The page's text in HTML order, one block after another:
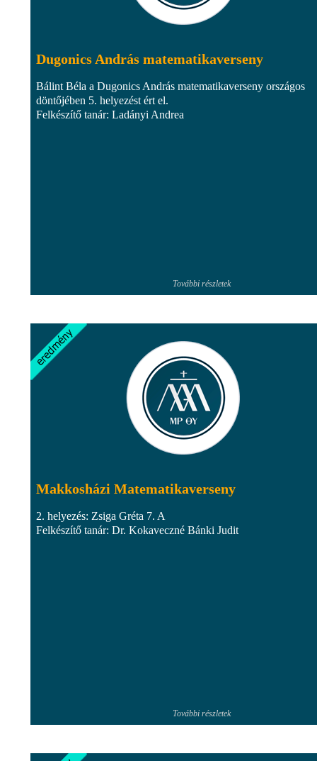
Dugonics András matematikaverseny
Bálint Béla a Dugonics András matematikaverseny országos
döntőjében 5. helyezést ért el.
Felkészítő tanár: Ladányi Andrea
További részletek
Makkosházi Matematikaverseny
2. helyezés: Zsiga Gréta 7. A
Felkészítő tanár: Dr. Kokaveczné Bánki Judit
További részletek